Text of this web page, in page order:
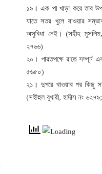
১৯। এক পা খাড়া করে তার
যাতে সতর খুলে যাওয়ার
অসুবিধা নেই। (সহীহ
২৭৬৬)
২০। পারতপক্ষে রাতে সম্পূর্ন
৫৬৫০)
২১। দুপরে খাওয়ার পর কিছু
(সহীহুল বুখারী, হাদীস নং